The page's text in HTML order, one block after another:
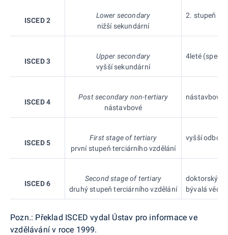
ISCED 2
Lower secondary
nižší sekundární
2. stupeň
ISCED 3
Upper secondary
vyšší sekundární
4leté
ISCED 4
Post secondary non-tertiary
nástavbové
nástavbové
ISCED 5
First stage of tertiary
první stupeň terciárního vzdělání
vyšší
ISCED 6
Second stage of tertiary
druhý stupeň terciárního vzdělání
doktorský
bývalá
Pozn.: Překlad ISCED vydal Ústav pro informace ve
vzdělávání v roce 1999.